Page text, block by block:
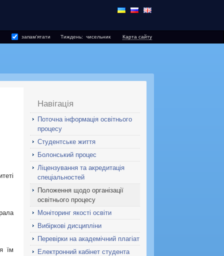
запам'ятати Тиждень: чисельник Карта сайту
Навігація
Поточна інформація освітнього
процесу
Студентське життя
Болонський процес
Ліцензування та акредитація
спеціальностей
Положення щодо організації
освітнього процесу
Моніторинг якості освіти
Вибіркові дисципліни
Перевірки на академічний плагіат
Електронний кабінет студента
їм